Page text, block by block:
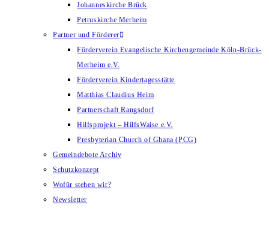
Johanneskirche Brück
Petruskirche Merheim
Partner und Förderer
Förderverein Evangelische Kirchengemeinde Köln-Brück-
Merheim e.V.
Förderverein Kindertagesstätte
Matthias Claudius Heim
Partnerschaft Rangsdorf
Hilfsprojekt – HilfsWaise e.V.
Presbyterian Church of Ghana (PCG)
Gemeindebote Archiv
Schutzkonzept
Wofür stehen wir?
Newsletter